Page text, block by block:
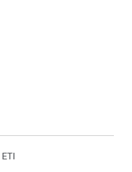
ETI